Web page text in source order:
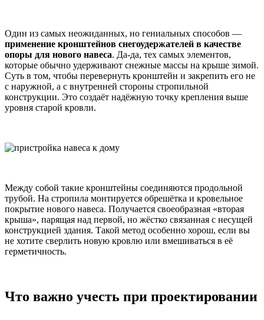
Один из самых неожиданных, но гениальных способов —
применение кронштейнов снегоудержателей в качестве
опоры для нового навеса. Да-да, тех самых элементов,
которые обычно удерживают снежные массы на крыше зимой.
Суть в том, чтобы перевернуть кронштейн и закрепить его не
с наружной, а с внутренней стороны стропильной
конструкции. Это создаёт надёжную точку крепления выше
уровня старой кровли.
Между собой такие кронштейны соединяются продольной
трубой. На стропила монтируется обрешётка и кровельное
покрытие нового навеса. Получается своеобразная «вторая
крыша», парящая над первой, но жёстко связанная с несущей
конструкцией здания. Такой метод особенно хорош, если вы
не хотите сверлить новую кровлю или вмешиваться в её
герметичность.
Что важно учесть при проектировании